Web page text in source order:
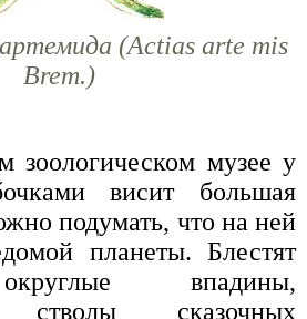
артемида (Actias arte mis
Brem.)
зоологическом музее у
висит большая
подумать, что на ней
планеты. Блестят
впадины,
стволы сказочных